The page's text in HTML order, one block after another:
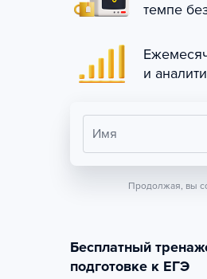
темпе
и
Имя
Продолжая, вы
Бесплатный
подготовке к ЕГЭ